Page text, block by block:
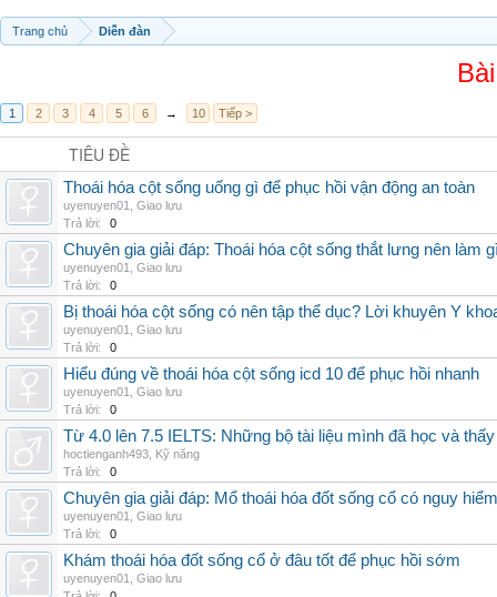
Trang chủ Diễn đàn
1 2 3 4 5 6 → 10 Tiếp >
TIÊU ĐỀ
Thoái hóa cột sống uống gì để phục hồi vận động an toàn
uyenuyen01
Giao lưu
Trả lời:
0
Chuyên gia giải đáp: Thoái hóa cột sống thắt lưng nên làm
uyenuyen01
Giao lưu
Trả lời:
0
Bị thoái hóa cột sống có nên tập thể dục? Lời khuyên Y
uyenuyen01
Giao lưu
Trả lời:
0
Hiểu đúng về thoái hóa cột sống icd 10 để phục hồi nhanh
uyenuyen01
Giao lưu
Trả lời:
0
Từ 4.0 lên 7.5 IELTS: Những bộ tài liệu mình đã học và
hoctienganh493 Kỹ năng
Trả lời:
0
Chuyên gia giải đáp: Mổ thoái hóa đốt sống cổ có nguy
uyenuyen01
Giao lưu
Trả lời:
0
Khám thoái hóa đốt sống cổ ở đâu tốt để phục hồi sớm
uyenuyen01
Giao lưu